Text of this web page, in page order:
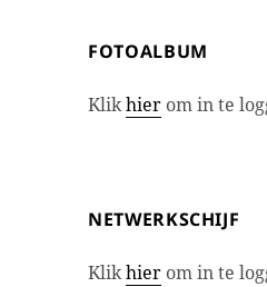
FOTOALBUM
Klikhier om in te
NETWERKSCHIJF
Klikhier om in te